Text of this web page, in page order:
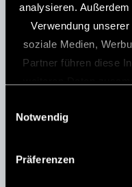
analysieren.
Verwendung
soziale Medien,
Partner führen diese
Notwendig
Präferenzen
MODELL:
FM-CL-M4